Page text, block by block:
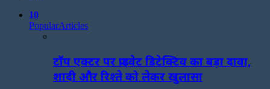
10
PopularArticles
टॉप एक्टर पर प्राइवेट डिटेक्टिव का बड़ा दावा,
शादी और रिश्ते को लेकर खुलासा